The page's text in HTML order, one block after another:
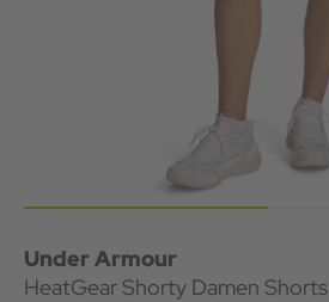
Under Armour
HeatGear Shorty Damen Shorts